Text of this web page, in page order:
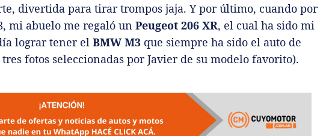
divertida para tirar trompos jaja. Y por último, cuando por
mi abuelo me regaló un Peugeot 206 XR, el cual ha sido mi
lograr tener el BMW M3 que siempre ha sido el auto de
fotos seleccionadas por Javier de su modelo favorito).